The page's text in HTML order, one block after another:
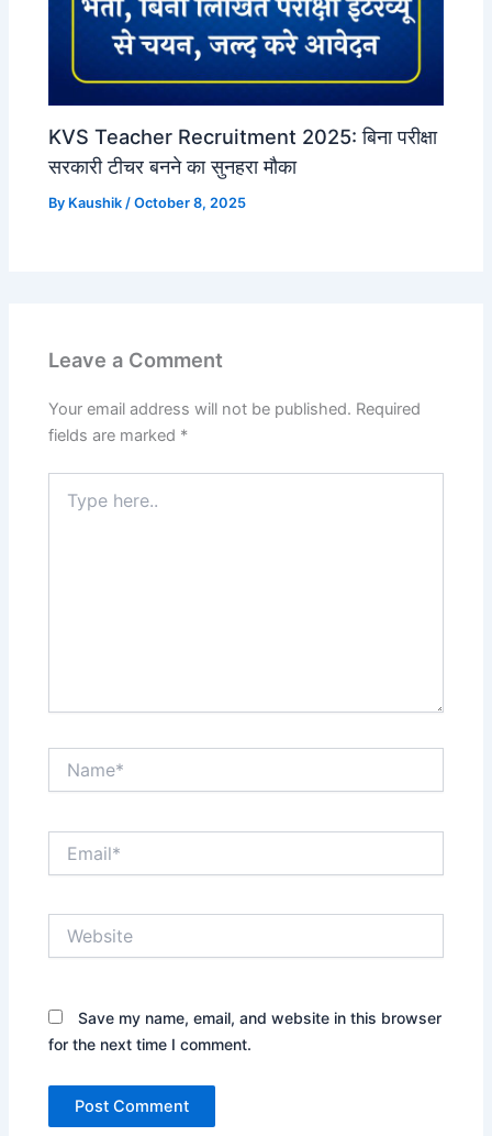
KVS Teacher Recruitment 2025: बिना परीक्षा
सरकारी टीचर बनने का सुनहरा मौका
By Kaushik/October 8, 2025
Leave a Comment
Your email address will not be published. Required
fields are marked *
here..
Save my name, email, and website in this browser
for the next time I comment.